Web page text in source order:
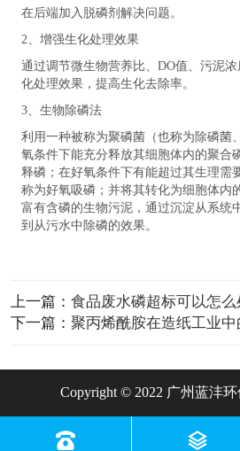
在后端加入脱磷剂解决问题。
2、增强生化处理效果
通过调节微生物营养比、DO值、污泥
化处理效果，提高生化去除率。
3、生物除磷法
利用一种被称为聚磷菌（也称为除磷菌
氧条件下能充分释放其细胞体内的聚合
释磷；在好氧条件下有能超过其生理需
称为好氧吸磷；并将其转化为细胞体内
富有含磷的生物污泥，通过沉淀从系统
到从污水中除磷的效果。
上一篇： 食品废水磷超标可以怎么
下一篇： 聚丙烯酰胺在造纸工业中
Copyright © 2022 广州蓝沣